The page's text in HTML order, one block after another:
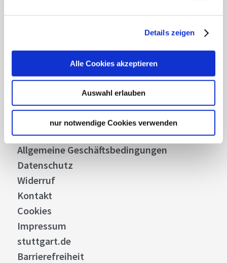
Details zeigen
Alle Cookies akzeptieren
Auswahl erlauben
nur notwendige Cookies verwenden
Stellenangebote
Business
Stuttgart Convention Bureau
Bilddatenbank
Allgemeine Geschäftsbedingungen
Datenschutz
Widerruf
Kontakt
Cookies
Impressum
stuttgart.de
Barrierefreiheit